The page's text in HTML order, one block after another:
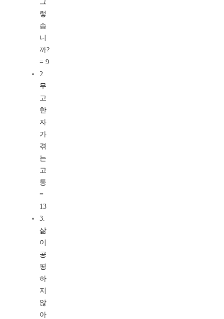
그
렇
습
니
까?
= 9
2.
무
고
한
자
가
겪
는
고
통
=
13
3.
삶
이
공
평
하
지
않
아